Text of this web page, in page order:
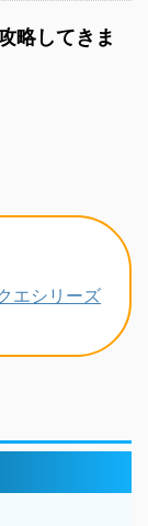
略してきま